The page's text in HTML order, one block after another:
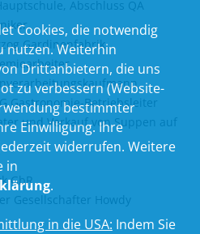
Abschluss QA
Gardinenfabrik
Gastronomie-Betriebsleiter
und Verkauf von Suppen auf
GbR
Gesellschafter Howdy
Cookies, die notwendig
nutzen. Weiterhin
Drittanbietern, die uns
zu verbessern (Website-
bestimmter
Einwilligung. Ihre
widerrufen. Weitere
in
.
in die USA: Indem Sie